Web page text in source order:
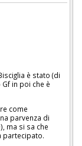
è stato (di
in poi che è
come
parvenza di
ma si sa che
partecipato.